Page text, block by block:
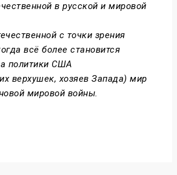
в русской и мировой
с точки зрения
всё более становится
политики США
верхушек, хозяев Запада) мир
мировой войны.